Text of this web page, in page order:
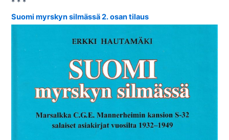
* * *
Suomi myrskyn silmässä 2. osan tilaus